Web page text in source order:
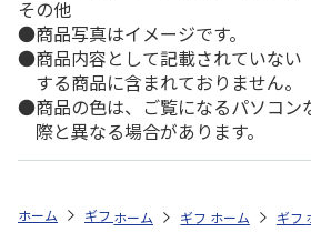
その他
商品写真はイメージです。
商品内容として記載されていない
する商品に含まれておりません。
商品の色は、ご覧になるパソコン
際と異なる場合があります。
ホーム ギフトストア お中元・夏ギフト
ホーム ギフトストア お
ホーム ギフ